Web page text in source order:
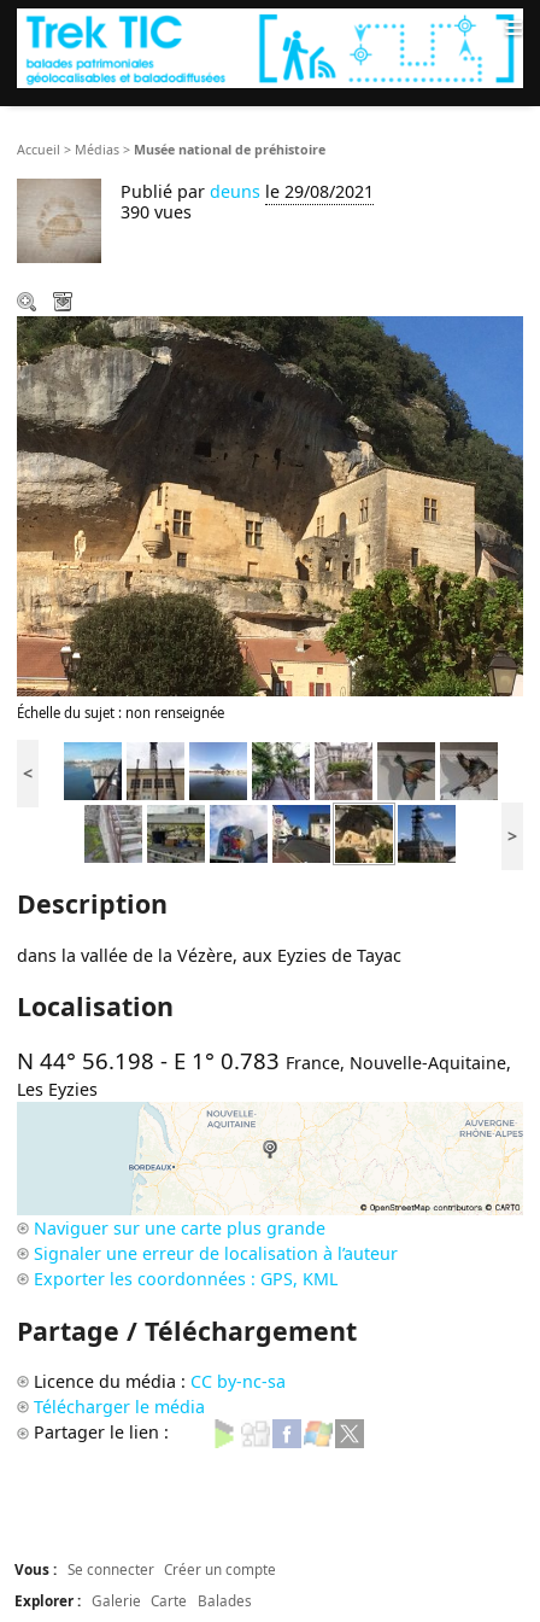
≡
Accueil > Médias > Musée national de préhistoire
Publié pardeuns le 29/08/2021
390 vues
Échelle du sujet : non renseignée
<
>
Description
dans la vallée de la Vézère, aux Eyzies de Tayac
Localisation
N 44° 56.198 - E 1° 0.783 France, Nouvelle-Aquitaine,
Les Eyzies
Naviguer sur une carte plus grande
Signaler une erreur de localisation à l’auteur
Exporter les coordonnées : GPS, KML
Partage / Téléchargement
Licence du média : CC by-nc-sa
Télécharger le média
Partager le lien :
Vous : Se connecter Créer un compte
Explorer : Galerie Carte
Balades